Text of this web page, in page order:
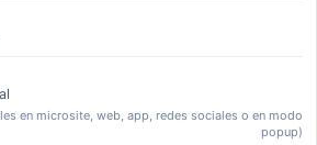
en microsite, web, app, redes sociales o en modo
popup)